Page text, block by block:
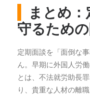
まとめ
守るため
定期面談を「面倒な
ん。早期に外国人労
とは、不法就労助長
り、貴重な人材の離